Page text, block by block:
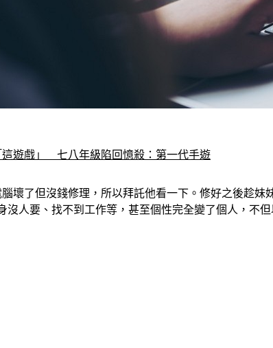
遊戲」　七八年級陷回憶殺：第一代手遊
壞了但沒錢修理，所以拜託他看一下。修好之後趁
沒人要、找不到工作等，甚至個性完全變了個人，不